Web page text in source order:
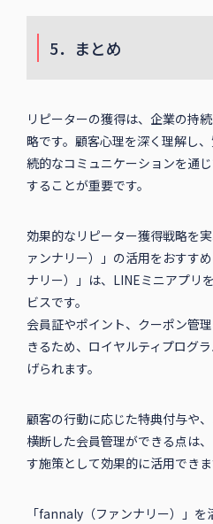
5．まとめ
リピーターの獲得は、企業の持
略です。顧客心理を深く理解し
続的なコミュニケーションを通
することが重要です。
効果的なリピーター獲得戦略を
ァンナリー）」の活用をおすす
ナリー）」は、LINEミニアプリ
ビスです。
会員証やポイント、クーポン管
きるため、ロイヤルティプログ
げられます。
顧客の行動に応じた特典付与や
横断した会員管理ができる点は
す施策として効果的に活用できま
「fannaly（ファンナリー）」